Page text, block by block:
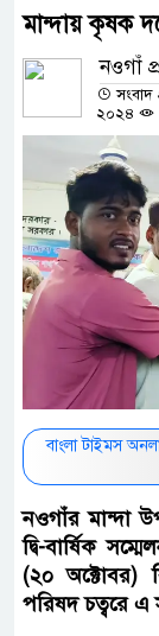
মান্দায় কৃষক
নওগাঁ
সংবাদ
২০২৪
বাংলা টাইমস
নওগাঁর মান্দা
দ্বি-বার্ষিক
(২০ অক্টোবর)
পরিষদ চত্বরে এ